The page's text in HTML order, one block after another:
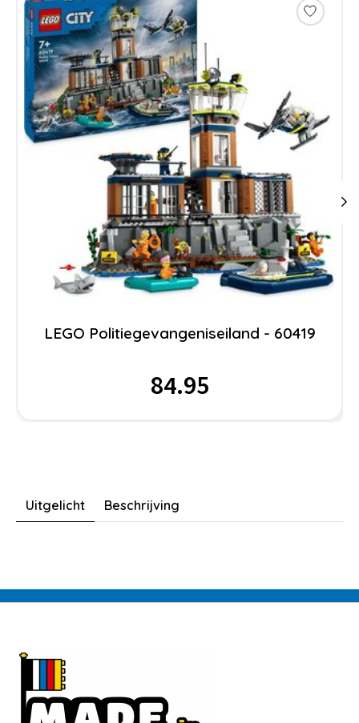
LEGO Politiegevangeniseiland - 60419
84.95
Uitgelicht Beschrijving